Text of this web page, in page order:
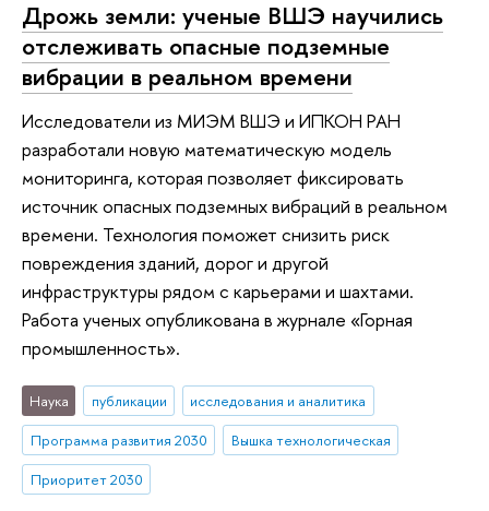
Дрожь земли: ученые ВШЭ научились
отслеживать опасные подземные
вибрации в реальном времени
Исследователи из МИЭМ ВШЭ и ИПКОН РАН
разработали новую математическую модель
мониторинга, которая позволяет фиксировать
источник опасных подземных вибраций в реальном
времени. Технология поможет снизить риск
повреждения зданий, дорог и другой
инфраструктуры рядом с карьерами и шахтами.
Работа ученых опубликована в журнале «Горная
промышленность».
Наука публикации
исследования и аналитика
Программа развития 2030
Вышка технологическая
Приоритет 2030